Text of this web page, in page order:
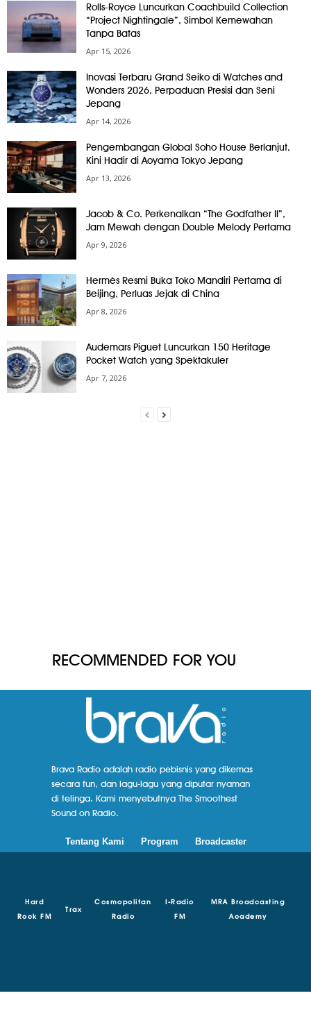
Rolls-Royce Luncurkan Coachbuild Collection
“Project Nightingale”, Simbol Kemewahan
Tanpa Batas
Apr 15, 2026
Inovasi Terbaru Grand Seiko di Watches and
Wonders 2026, Perpaduan Presisi dan Seni
Jepang
Apr 14, 2026
Pengembangan Global Soho House Berlanjut,
Kini Hadir di Aoyama Tokyo Jepang
Apr 13, 2026
Jacob & Co. Perkenalkan “The Godfather II”,
Jam Mewah dengan Double Melody Pertama
Apr 9, 2026
Hermès Resmi Buka Toko Mandiri Pertama di
Beijing, Perluas Jejak di China
Apr 8, 2026
Audemars Piguet Luncurkan 150 Heritage
Pocket Watch yang Spektakuler
Apr 7, 2026
RECOMMENDED FOR YOU
Brava Radio adalah radio pebisnis yang dikemas
secara fun, dan lagu-lagu yang diputar nyaman
di telinga. Kami menyebutnya The Smoothest
Sound on Radio.
Tentang Kami Program Broadcaster
Hard
Rock FM
Trax
Cosmopolitan
Radio
I-Radio
FM
MRA Broadcasting
Academy